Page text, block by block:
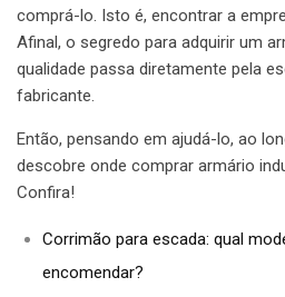
comprá-lo. Isto é, encontrar a
Afinal, o segredo para adquirir um
qualidade passa diretamente pela
fabricante.
Então, pensando em ajudá-lo, ao
descobre onde comprar armário
Confira!
Corrimão para escada: qual
encomendar?